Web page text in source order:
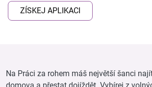
ZÍSKEJ APLIKACI
Na Práci za rohem máš největší šanci
domova a přestat dojíždět. Vybírej z